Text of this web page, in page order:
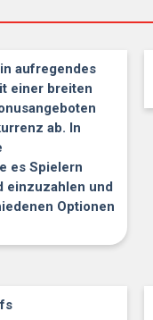
aufregendes
einer breiten
ab. In
es Spielern
einzuzahlen und
Optionen